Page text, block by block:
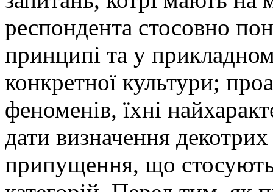
респондента стосовно
принципі та у
конкретної культури;
феноменів, їхні
дати визначення
припущення, що